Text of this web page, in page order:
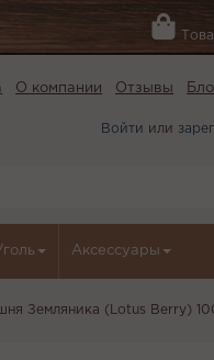
О компании Отзывы
Войти или
Аксессуары
Земляника (Lotus Berry)